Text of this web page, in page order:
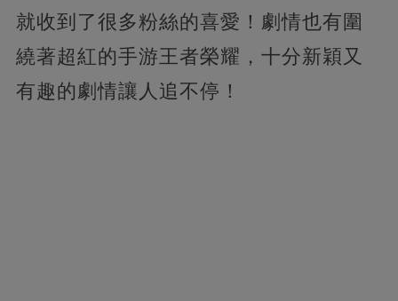
就收到了很多粉絲的喜愛！劇情也有圍
繞著超紅的手游王者榮耀，十分新穎又
有趣的劇情讓人追不停！